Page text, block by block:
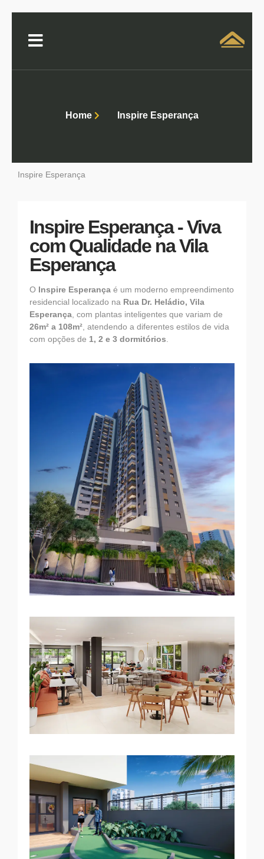
Home Inspire Esperança
Inspire Esperança
Inspire Esperança - Viva
com Qualidade na Vila
Esperança
O Inspire Esperança é um moderno empreendimento
residencial localizado na Rua Dr. Heládio, Vila
Esperança, com plantas inteligentes que variam de
26m² a 108m², atendendo a diferentes estilos de vida
com opções de 1, 2 e 3 dormitórios.